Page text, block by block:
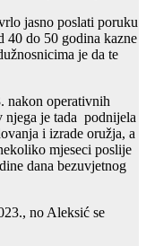
jasno poslati poruku
40 do 50 godina kazne
je da te
nakon operativnih
njega je tada podnijela
i izrade oružja, a
mjeseci poslije
dana bezuvjetnog
no Aleksić se